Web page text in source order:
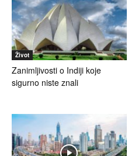
Život
Zanimljivosti o Indiji koje
sigurno niste znali